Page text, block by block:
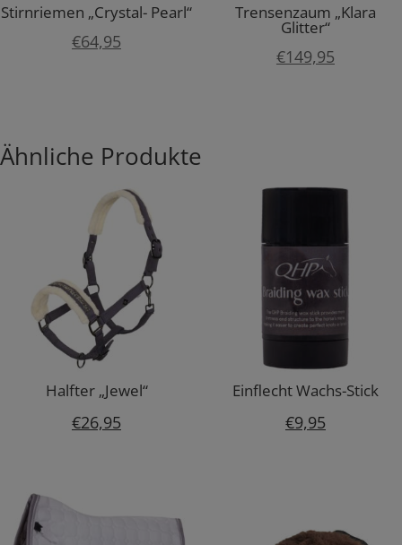
Stirnriemen „Crystal- Pearl“
€64,95
Trensenzaum „Klara
Glitter“
€149,95
Ähnliche Produkte
Halfter „Jewel“
€26,95
Einflecht Wachs-Stick
€9,95